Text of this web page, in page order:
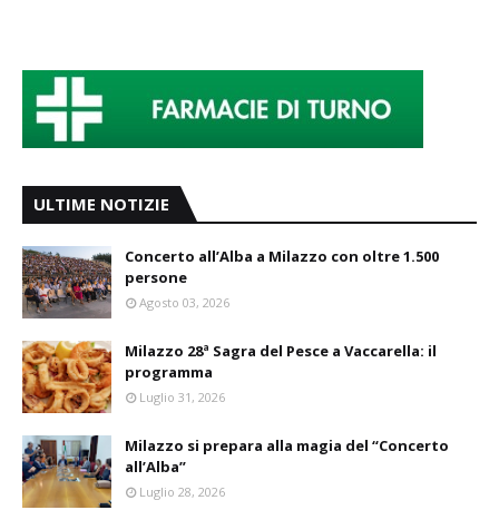
ULTIME NOTIZIE
Concerto all’Alba a Milazzo con oltre 1.500
persone
Agosto 03, 2026
Milazzo 28ª Sagra del Pesce a Vaccarella: il
programma
Luglio 31, 2026
Milazzo si prepara alla magia del “Concerto
all’Alba”
Luglio 28, 2026